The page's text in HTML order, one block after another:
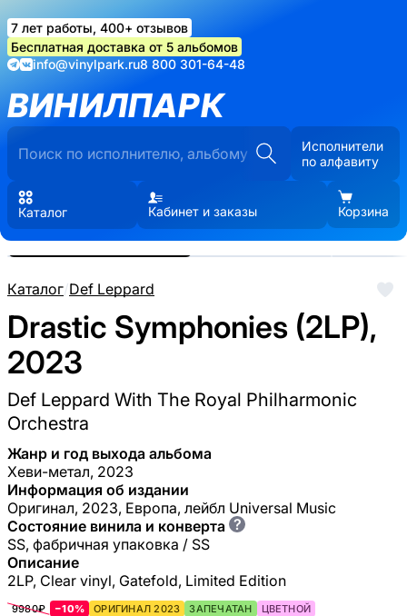
7 лет работы, 400+ отзывов
Бесплатная доставка от 5 альбомов
info@vinylpark.ru8 800 301-64-48
ВИНИЛПАРК
Исполнители
по алфавиту
Каталог Кабинет и заказы Корзина
Каталог/Def Leppard
Drastic Symphonies (2LP),
2023
Def Leppard With The Royal Philharmonic
Orchestra
Жанр и год выхода альбома
Хеви-метал, 2023
Информация об издании
Оригинал, 2023, Европа, лейбл Universal Music
Состояние винила и конверта ?
SS, фабричная упаковка / SS
Описание
2LP, Clear vinyl, Gatefold, Limited Edition
9980₽ −10% ОРИГИНАЛ 2023 ЗАПЕЧАТАН ЦВЕТНОЙ
Реальные фото пластинки.
Нажмите, чтобы увеличить